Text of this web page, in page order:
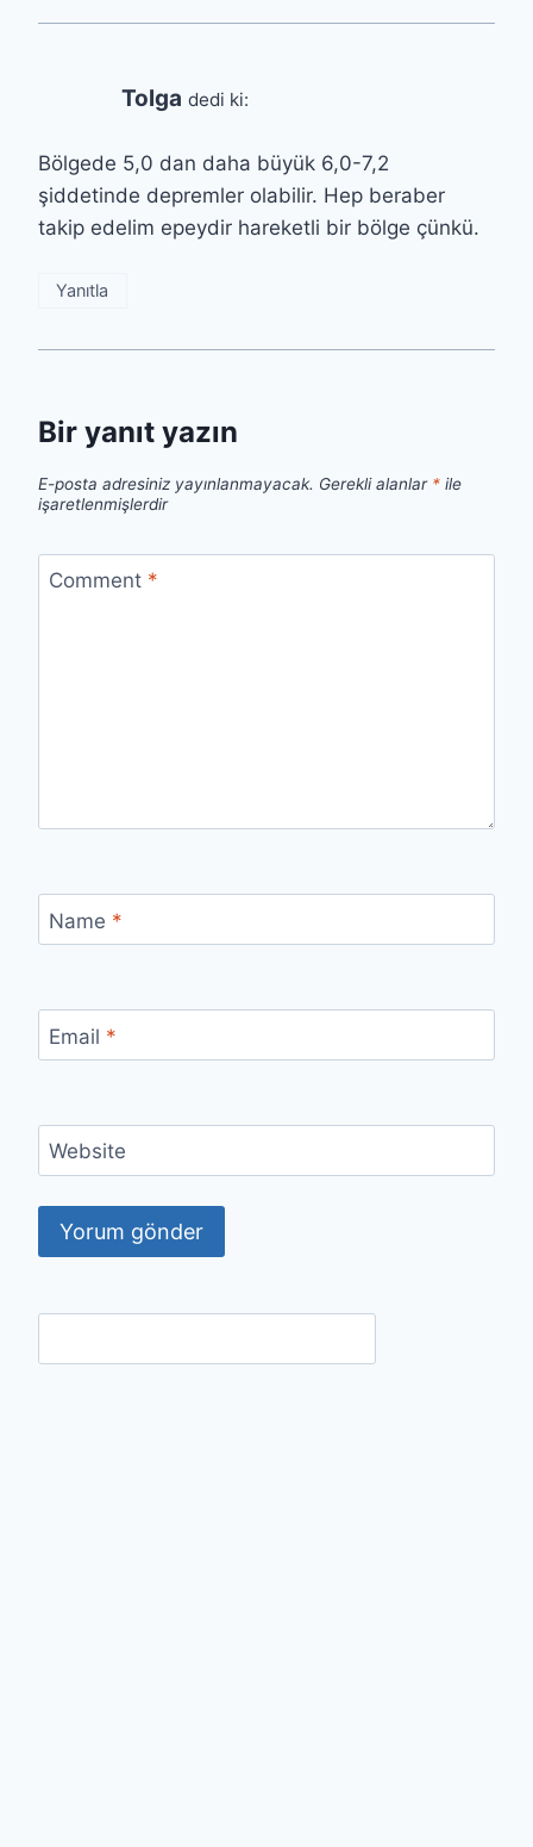
Tolga dedi ki:
Bölgede 5,0 dan daha büyük 6,0-7,2
şiddetinde depremler olabilir. Hep beraber
takip edelim epeydir hareketli bir bölge çünkü.
Yanıtla
Bir yanıt yazın
E-posta adresiniz yayınlanmayacak. Gerekli alanlar * ile
işaretlenmişlerdir
Comment *
Name *
Email *
Website